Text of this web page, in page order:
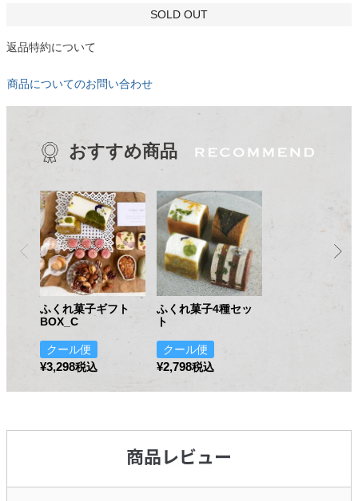
SOLD OUT
返品特約について
商品についてのお問い合わせ
おすすめ商品
ふくれ菓子ギフト
BOX_C
クール便
¥3,298税込
ふくれ菓子4種セッ
ト
クール便
¥2,798税込